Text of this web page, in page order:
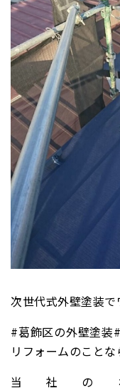
次世代式外壁塗装
#葛飾区の外壁塗装
リフォームのことな
当社の